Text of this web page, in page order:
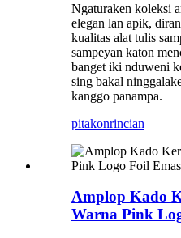
Ngaturaken koleksi
elegan lan apik,
kualitas alat tulis
sampeyan katon
banget iki nduweni
sing bakal
kanggo panampa.
pitakonrincian
Amplop Kado
Warna Pink